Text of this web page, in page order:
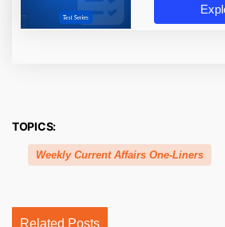
TOPICS:
Weekly Current Affairs One-Liners
Related Posts